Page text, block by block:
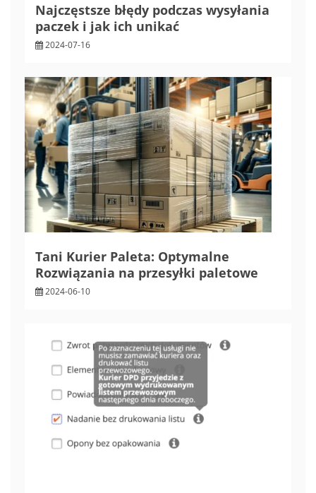
Najczęstsze błędy podczas wysyłania
paczek i jak ich unikać
2024-07-16
Tani Kurier Paleta: Optymalne
Rozwiązania na przesyłki paletowe
2024-06-10